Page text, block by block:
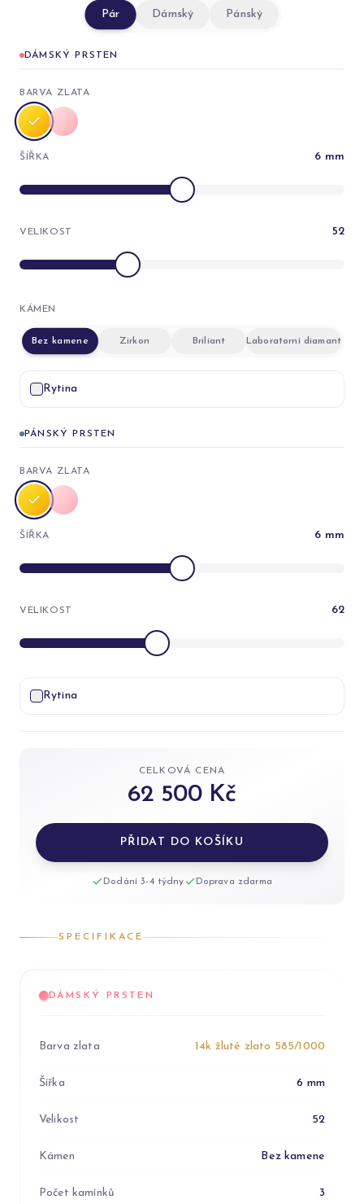
Pár Dámský Pánský
DÁMSKÝ PRSTEN
BARVA ZLATA
ŠÍŘKA 6 mm
VELIKOST 52
KÁMEN
Bez kamene Zirkon Briliant Laboratorní diamant
Rytina
PÁNSKÝ PRSTEN
BARVA ZLATA
ŠÍŘKA 6 mm
VELIKOST 62
Rytina
CELKOVÁ CENA
62 500 Kč
PŘIDAT DO KOŠÍKU
Dodání 3-4 týdny Doprava zdarma
SPECIFIKACE
DÁMSKÝ PRSTEN
Barva zlata 14k žluté zlato 585/1000
Šířka 6 mm
Velikost 52
Kámen Bez kamene
Počet kamínků 3